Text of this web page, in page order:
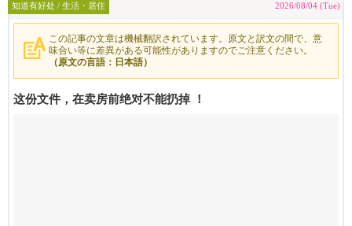
知道有好处 / 生活・居住 2026/08/04 (Tue)
この記事の文章は機械翻訳されています。原文と訳文の間で、意
味合い等に差異がある可能性がありますのでご注意ください。
（原文の言語：日本語）
这份文件，在卖房前绝对不能扔掉 ！